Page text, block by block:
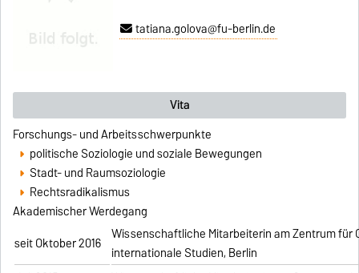
tatiana.golova@fu-berlin.de
Vita
Forschungs- und Arbeitsschwerpunkte
politische Soziologie und soziale Bewegungen
Stadt- und Raumsoziologie
Rechtsradikalismus
Akademischer Werdegang
seit Oktober 2016 Wissenschaftliche Mitarbeiterin am Zentrum für
internationale Studien, Berlin